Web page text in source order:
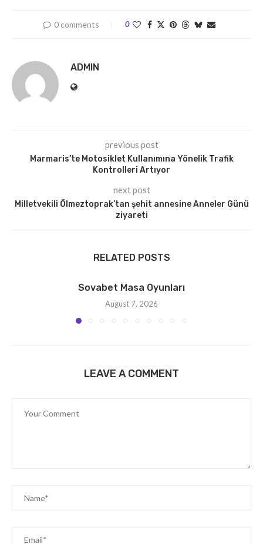
0 comments 0
ADMIN
previous post
Marmaris’te Motosiklet Kullanımına Yönelik Trafik
Kontrolleri Artıyor
next post
Milletvekili Ölmeztoprak’tan şehit annesine Anneler Günü
ziyareti
RELATED POSTS
Sovabet Masa Oyunları
August 7, 2026
LEAVE A COMMENT